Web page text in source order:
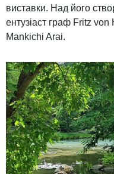
виставки. Над його
ентузіаст граф Fritz
Mankichi Arai.